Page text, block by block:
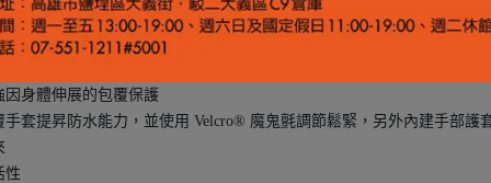
戴穩固性
身體伸展的包覆保護
套提昇防水能力，並使用 Velcro® 魔鬼氈調節鬆緊，另外內建手部護
性